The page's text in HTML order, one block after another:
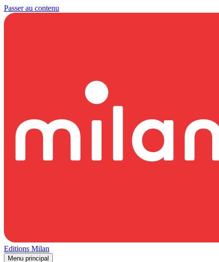
Passer au contenu
Editions Milan
Menu principal